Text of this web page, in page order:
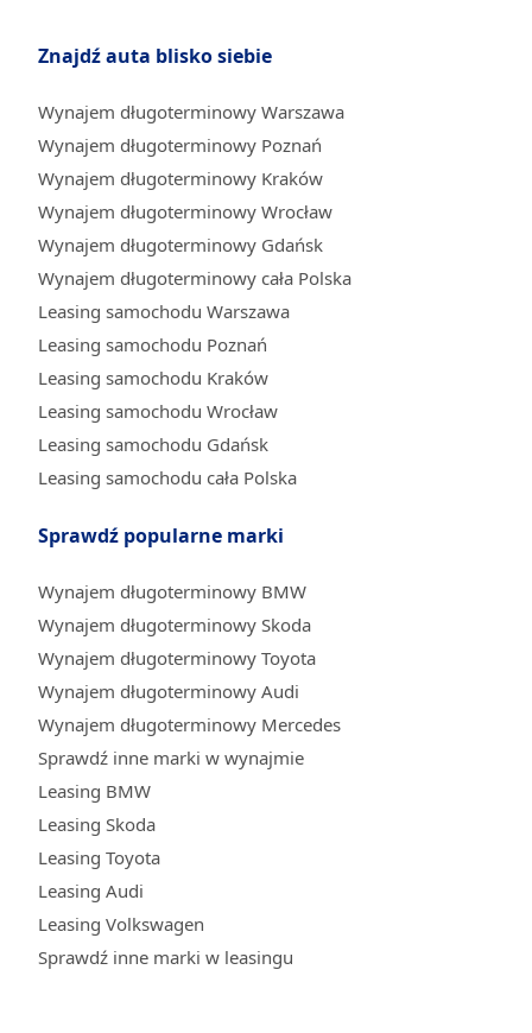
Znajdź auta blisko siebie
Wynajem długoterminowy Warszawa
Wynajem długoterminowy Poznań
Wynajem długoterminowy Kraków
Wynajem długoterminowy Wrocław
Wynajem długoterminowy Gdańsk
Wynajem długoterminowy cała Polska
Leasing samochodu Warszawa
Leasing samochodu Poznań
Leasing samochodu Kraków
Leasing samochodu Wrocław
Leasing samochodu Gdańsk
Leasing samochodu cała Polska
Sprawdź popularne marki
Wynajem długoterminowy BMW
Wynajem długoterminowy Skoda
Wynajem długoterminowy Toyota
Wynajem długoterminowy Audi
Wynajem długoterminowy Mercedes
Sprawdź inne marki w wynajmie
Leasing BMW
Leasing Skoda
Leasing Toyota
Leasing Audi
Leasing Volkswagen
Sprawdź inne marki w leasingu